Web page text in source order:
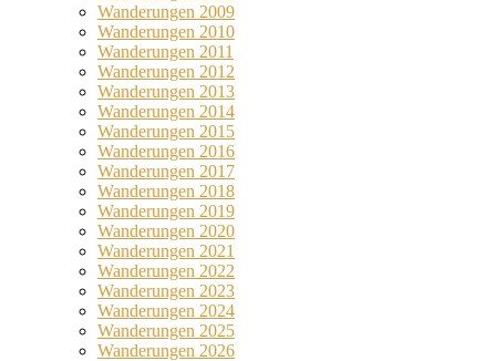
Wanderungen 2009
Wanderungen 2010
Wanderungen 2011
Wanderungen 2012
Wanderungen 2013
Wanderungen 2014
Wanderungen 2015
Wanderungen 2016
Wanderungen 2017
Wanderungen 2018
Wanderungen 2019
Wanderungen 2020
Wanderungen 2021
Wanderungen 2022
Wanderungen 2023
Wanderungen 2024
Wanderungen 2025
Wanderungen 2026